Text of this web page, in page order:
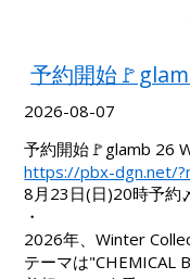
予約開始
2026-08-07
予約開始🚩glamb 26
https://pbx-dgn.net/
8月23日(日)20時予約
・
2026年、Winter
テーマは"CHEMICAL